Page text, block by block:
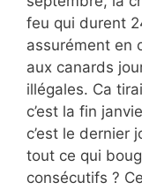
feu qui durent
assurément en
aux canards
illégales. Ca
c’est la fin
c’est le dernier
tout ce qui
consécutifs ?